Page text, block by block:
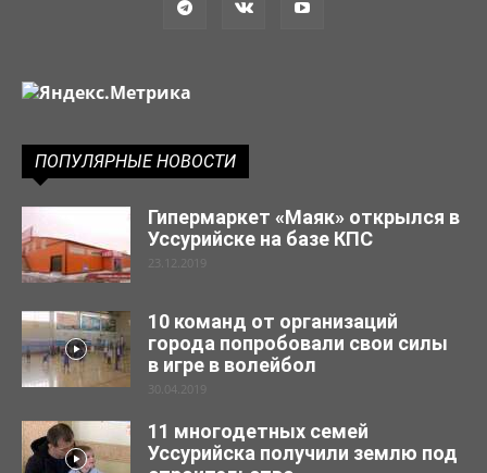
ПОПУЛЯРНЫЕ НОВОСТИ
Гипермаркет «Маяк» открылся в
Уссурийске на базе КПС
23.12.2019
10 команд от организаций
города попробовали свои силы
в игре в волейбол
30.04.2019
11 многодетных семей
Уссурийска получили землю под